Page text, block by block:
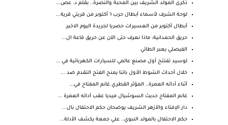
ذكرى المولد الشريف بين المحبة والنصرة.. بقلم د. عص...
لوحة الشرف لأسماء أبطال حرب ٦ أكتوبر من قريتي قرية...
أبطال أكتوبر من العسيرات حصريا لجريدة اليوم الاخير
حريق الحمدانية: ماذا نعرف حتى الآن عن حريق قاعة ال...
الفيصلي يعبر الطائي
لوسيد تفتتح أول مصنع عالمي للسيارات الكهربائية في ...
خلال أحداث الشوط الأول باتنا يمنح الفتح التقدم ضد ...
أثناء أدائه العمرة.. المؤثر القطري غانم المفتاح في...
غانم المفتاح حديث السوشيال ميديا عقب أدائه العمرة ...
دار الإفتاء والأزهر الشريف يوضحان حكم الاحتفال بال...
حكم الاحتفال بالمولد النبوي.. علي جمعة يكشف الأدلة...